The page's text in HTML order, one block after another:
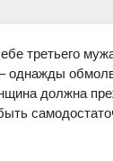
третьего
однажды
должна